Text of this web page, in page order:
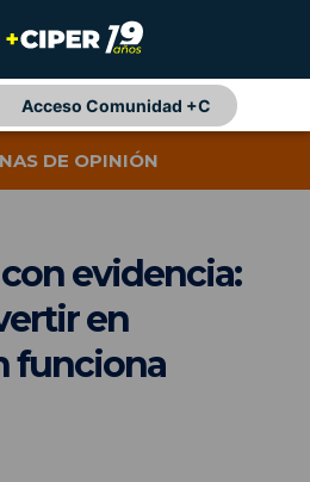
Acceso Comunidad +C
DE OPINIÓN
evidencia:
en
funciona